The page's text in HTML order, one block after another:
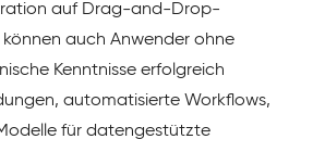
auf Drag-and-Drop-
auch Anwender ohne
Kenntnisse erfolgreich
automatisierte Workflows,
für datengestützte